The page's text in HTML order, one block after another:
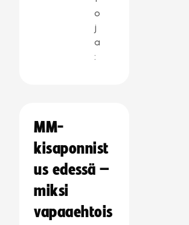
o
j
a
:
MM-
kisaponnist
us edessä –
miksi
vapaaehtois